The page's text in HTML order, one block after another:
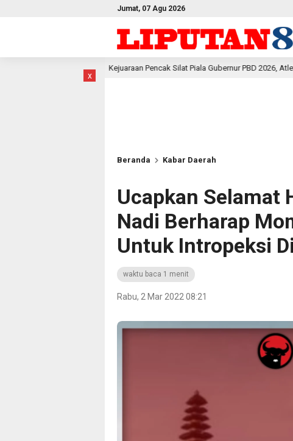
Jumat, 07 Agu 2026
x
Kejuaraan Pencak Silat Piala Gubernur PBD 2026, Atlet Kodam XVIII Kasuari
Beranda Kabar Daerah
Ucapkan Selamat
Nadi Berharap
Untuk Intropeksi
waktu baca 1 menit
Rabu, 2 Mar 2022 08:21